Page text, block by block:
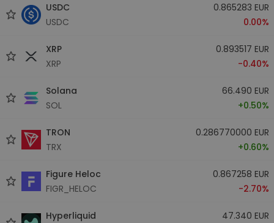
USDC
USDC
0.865283 EUR
0.00%
XRP
XRP
0.893517 EUR
-0.40%
Solana
SOL
66.490 EUR
+0.50%
TRON
TRX
0.286770000 EUR
+0.60%
Figure Heloc
FIGR_HELOC
0.867258 EUR
-2.70%
Hyperliquid
47.340 EUR